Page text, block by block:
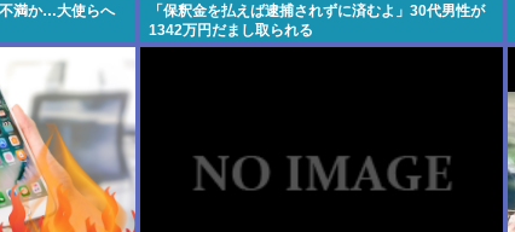
満か…大使らへ
「保釈金を払えば逮捕されずに済むよ」30代男性が
1342万円だまし取られる